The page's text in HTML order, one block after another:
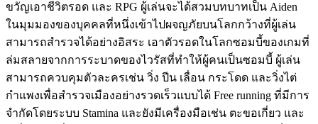
ขวัญเอาชีวิตรอด และ RPG ผู้เล่นจะได้สวมบทบาทเป็น Aiden
ในมุมมองของบุคคลที่หนึ่งเข้าไปผจญภัยบนโลกกว้างที่ผู้เล่น
สามารถสำรวจได้อย่างอิสระ เอาตัวรอดในโลกซอมบี้ของเกมที่
ล่มสลายจากการระบาดของไวรัสที่ทำให้ผู้คนเป็นซอมบี้ ผู้เล่น
สามารถควบคุมตัวละครเช่น วิ่ง ปีน เลื่อน กระโดด และวิ่งไต่
กำแพงเพื่อสำรวจเมืองอย่างรวดเร็วแบบได้ Free running ที่มีการ
จำกัดโดยระบบ Stamina และยังมีเครื่องมือเช่น ตะขอเกี่ยว และ